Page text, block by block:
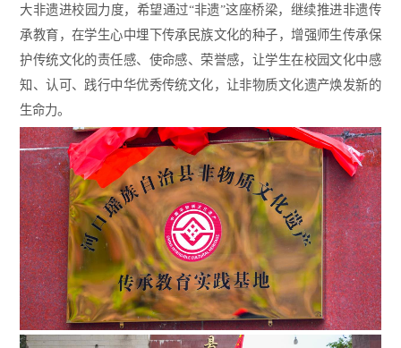
大非遗进校园力度，希望通过“非遗”这座桥梁，继续推进非遗传
承教育，在学生心中埋下传承民族文化的种子，增强师生传承保
护传统文化的责任感、使命感、荣誉感，让学生在校园文化中感
知、认可、践行中华优秀传统文化，让非物质文化遗产焕发新的
生命力。